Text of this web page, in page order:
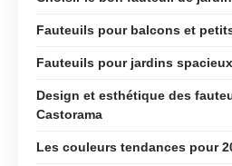
Fauteuils pour balcons et
Fauteuils pour jardins spacieux
Design et esthétique des
Castorama
Les couleurs tendances pour